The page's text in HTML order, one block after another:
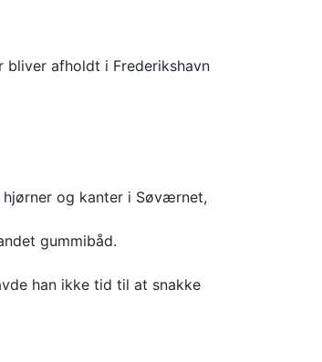
bliver afholdt i Frederikshavn
hjørner og kanter i Søværnet,
gummibåd.
han ikke tid til at snakke